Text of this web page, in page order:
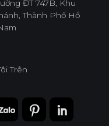
12 15
ĐT 747B, Khu
Thành Phố Hồ
Trên